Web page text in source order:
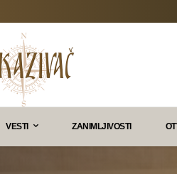
VESTI ZANIMLJIVOSTI